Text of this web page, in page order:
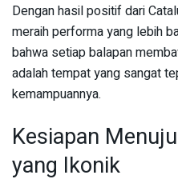
Dengan hasil positif dari
meraih performa yang lebih
bahwa setiap balapan
adalah tempat yang sangat
kemampuannya.
Kesiapan
yang Ikonik